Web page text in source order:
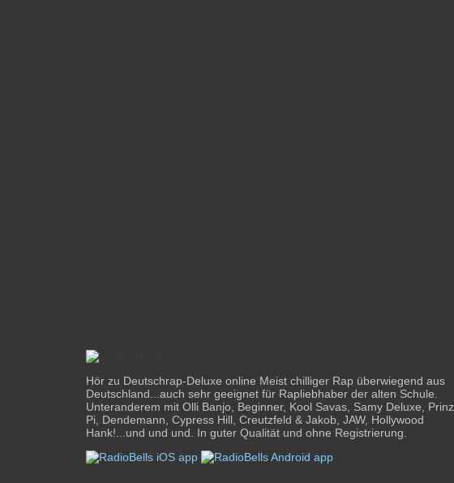
Hör zu Deutschrap-Deluxe online Meist chilliger Rap überwiegend aus
Deutschland...auch sehr geeignet für Rapliebhaber der alten Schule.
Unteranderem mit Olli Banjo, Beginner, Kool Savas, Samy Deluxe, Prinz
Pi, Dendemann, Cypress Hill, Creutzfeld & Jakob, JAW, Hollywood
Hank!...und und und. In guter Qualität und ohne Registrierung.